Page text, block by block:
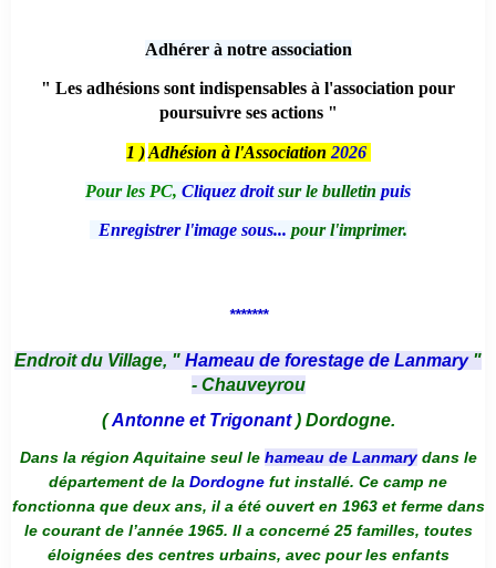
Adhérer à notre association
" Les adhésions sont indispensables à l'association pour
poursuivre ses actions "
1 ) Adhésion à l'Association 2026
Pour les PC, Cliquez droitsur le bulletin puis
Enregistrer l'image sous... pour l'imprimer.
*******
Endroit du Village, " Hameau de forestage de Lanmary "
- Chauveyrou
(Antonne et Trigonant) Dordogne.
Dans la région Aquitaine seul le hameau de Lanmarydans le
département de la Dordogne fut installé. Ce camp ne
fonctionna que deux ans, il a été ouvert en 1963 et ferme dans
le courant de l’année 1965. Il a concerné 25 familles, toutes
éloignées des centres urbains, avec pour les enfants